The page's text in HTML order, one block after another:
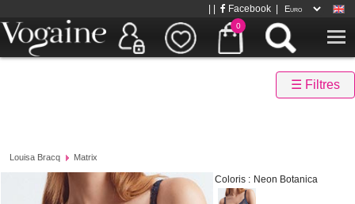
0
Facebook
☰ Filtres
Louisa Bracq Matrix
Coloris : Neon Botanica